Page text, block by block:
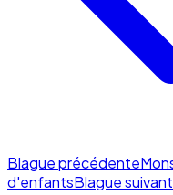
Blague précédente
d'enfantsBlague